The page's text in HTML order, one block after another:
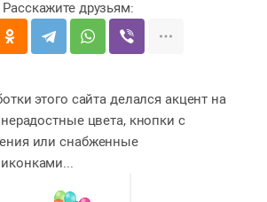
этого сайта делался акцент на
цвета, кнопки с
или снабженные